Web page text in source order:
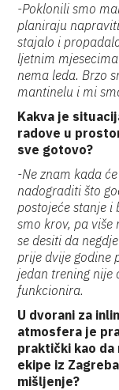
-Poklonili smo
planiraju
stajalo i
ljetnim
nema leda. Brzo
mantinelu i mi
Kakva je
radove u
sve gotovo?
-Ne znam kada
nadograditi što
postojeće stanje i
smo krov, pa više
se desiti da
prije dvije godine
jedan trening nije
funkcionira.
U dvorani za
atmosfera je
praktički kao da
ekipe iz
mišljenje?